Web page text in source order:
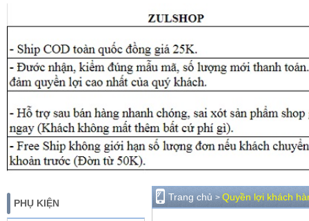
PHỤ KIỆN
Trang chủ > Quyền lợi khách